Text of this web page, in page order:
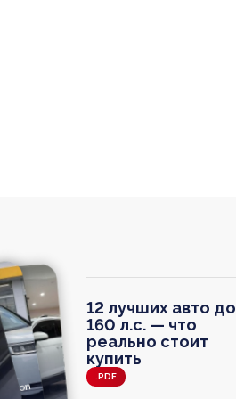
12 лучших авто до
160 л.с. — что
реально стоит
купить
.PDF